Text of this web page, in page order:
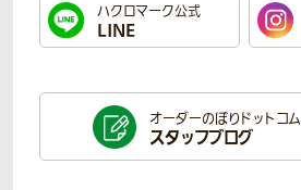
ハクロマーク公式
LINE
オーダーのぼりドットコム
スタッフブログ